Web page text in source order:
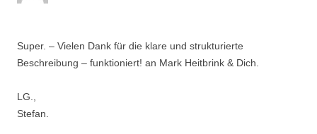
Super. – Vielen Dank für die klare und strukturierte
Beschreibung – funktioniert! an Mark Heitbrink & Dich.
LG.,
Stefan.